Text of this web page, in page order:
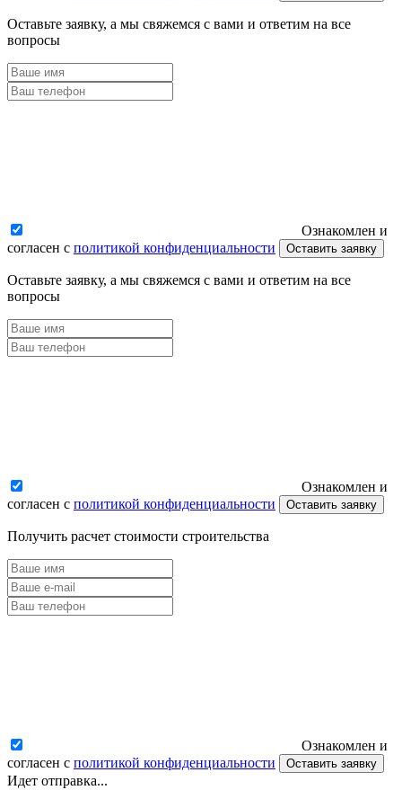
Оставьте заявку, а мы свяжемся с вами и ответим на все
вопросы
Ознакомлен и
согласен с политикой конфиденциальности Оставить заявку
Оставьте заявку, а мы свяжемся с вами и ответим на все
вопросы
Ознакомлен и
согласен с политикой конфиденциальности Оставить заявку
Получить расчет стоимости строительства
Ознакомлен и
согласен с политикой конфиденциальности Оставить заявку
Идет отправка...